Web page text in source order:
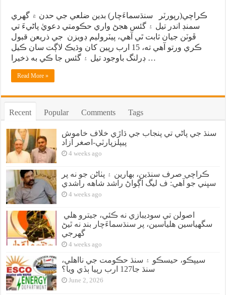
ڪراچي(رپورٽر سنڌسماءَچار) بدين ضلعي جي حدن ۾ گهري
سمنڊ اندر تيل ۽ گئس هجڻ واري حڪومتي دعويٰ پاڻيءَ تي
ڦوٽن جيان ثابت ٿي آهي، پيٽروليم ڊويزن جي ذريعن قبول
ڪري ورتو آهي ته، 15 ارب رپين کان وڌيڪ لاڳت سان ڪيل
ڊرلنگ باوجود تيل ۽ گئس جا ڪي به ذخيرا …
Read More »
Recent Popular Comments Tags
سنڌ جي پاڻي تي پنجاب جي ڌاڙي خلاف خاموش
پيپلزپارٽي-اصغر آزاد
4 weeks ago
ڪراچي صرف سنڌين، بهارين ۽ پٺاڻن جو نه پر
سڀني جو آهي: ف ليگ اڳواڻ راشد شاهه راشدي
4 weeks ago
سگهياسين هلياسين، پر سنڌسماءَچار بند نه ٿيڻ
گهرجي
4 weeks ago
سيپڪو، حيسڪو ۽ سنڌ حڪومت جي نااهلي،
سنڌ جا127 ارب رپيا ٻڏي ويا؟
June 2, 2026